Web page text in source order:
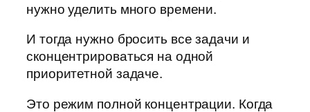
нужно уделить много времени.
И тогда нужно бросить все задачи и
сконцентрироваться на одной
приоритетной задаче.
Это режим полной концентрации. Когда